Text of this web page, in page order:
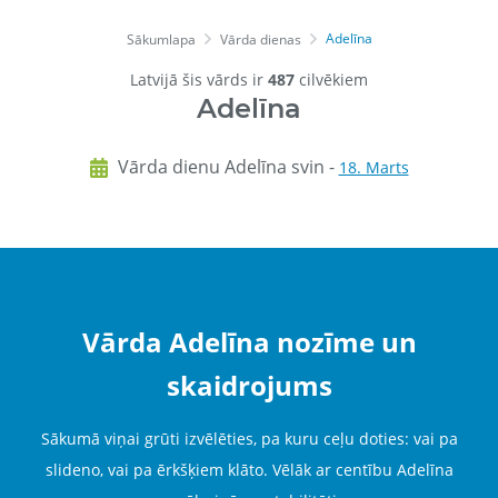
Sākumlapa Vārda dienas Adelīna
Latvijā šis vārds ir 487 cilvēkiem
Adelīna
Vārda dienu Adelīna svin - 18. Marts
Vārda Adelīna nozīme un
skaidrojums
Sākumā viņai grūti izvēlēties, pa kuru ceļu doties: vai pa
slideno, vai pa ērkšķiem klāto. Vēlāk ar centību Adelīna